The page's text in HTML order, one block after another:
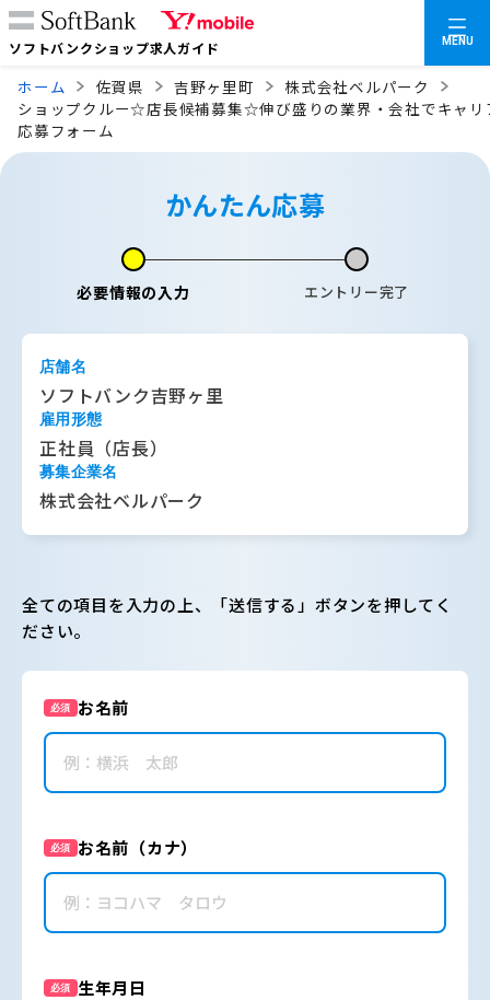
ソフトバンクショップ求人ガイド MENU
ホーム 佐賀県 吉野ヶ里町
株式会社ベルパーク
ショップクルー☆店長候補募集☆伸び盛りの業界・会社でキャリ
応募フォーム
かんたん応募
必要情報の入力 エントリー完了
店舗名
ソフトバンク吉野ヶ里
雇用形態
正社員（店長）
募集企業名
株式会社ベルパーク
全ての項目を入力の上、「送信する」ボタンを押してく
ださい。
必須 お名前
必須 お名前（カナ）
必須 生年月日